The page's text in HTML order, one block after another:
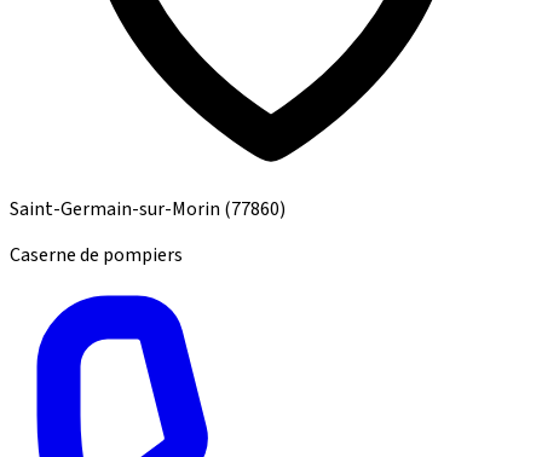
Saint-Germain-sur-Morin (77860)
Caserne de pompiers